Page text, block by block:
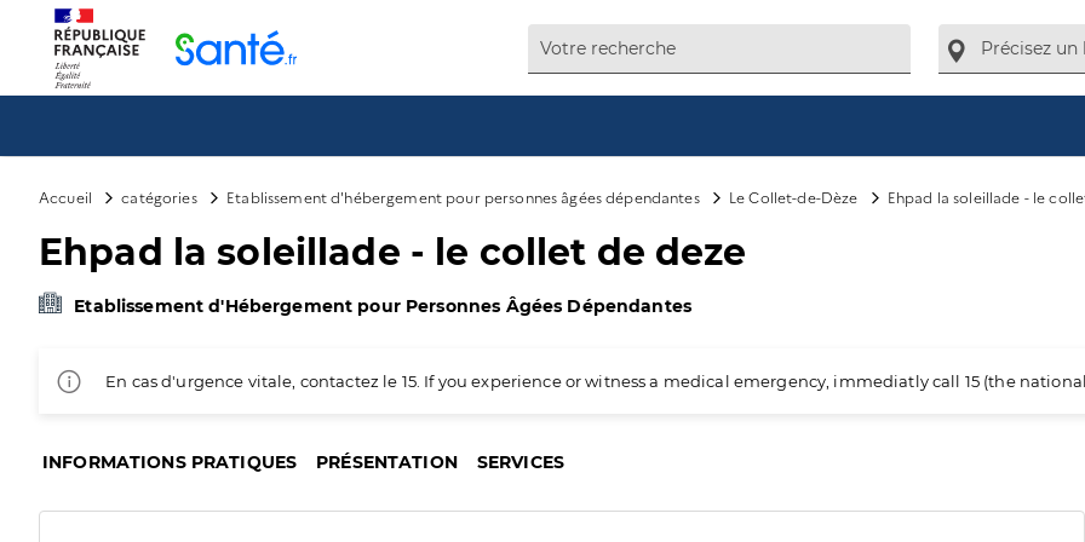
Accueil catégories Etablissement d'hébergement pour personnes âgées dépendantes Le Collet-de-Dèze Ehpad la soleillade - le
Ehpad la soleillade - le collet de deze
Etablissement d'Hébergement pour Personnes Âgées Dépendantes
En cas d'urgence vitale, contactez le 15. If you experience or witness a medical emergency, immediatly call 15 (the
INFORMATIONS PRATIQUES PRÉSENTATION SERVICES
Panneau de gestion des cookies